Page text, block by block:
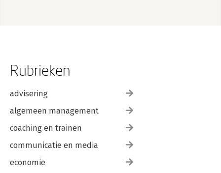
Rubrieken
advisering
algemeen management
coaching en trainen
communicatie en media
economie